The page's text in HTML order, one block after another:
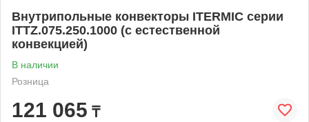
Внутрипольные конвекторы ITERMIC серии
ITTZ.075.250.1000 (с естественной
конвекцией)
В наличии
Розница
121 065 ₸